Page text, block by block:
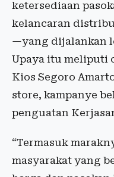
ketersediaan
kelancaran
—yang dijalankan
Upaya itu meliputi
Kios Segoro
store, kampanye
penguatan
“Termasuk
masyarakat yang